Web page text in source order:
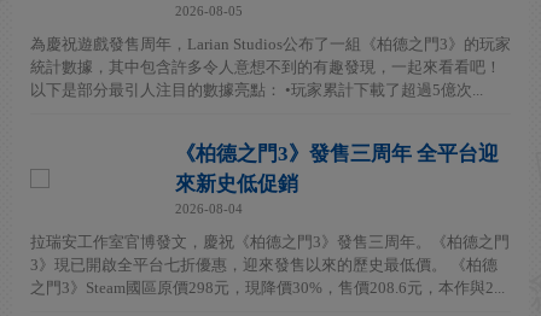
2026-08-05
為慶祝遊戲發售周年，Larian Studios公布了一組《柏德之門3》的玩家
統計數據，其中包含許多令人意想不到的有趣發現，一起來看看吧！
以下是部分最引人注目的數據亮點： •玩家累計下載了超過5億次...
《柏德之門3》發售三周年 全平台迎
來新史低促銷
2026-08-04
拉瑞安工作室官博發文，慶祝《柏德之門3》發售三周年。《柏德之門
3》現已開啟全平台七折優惠，迎來發售以來的歷史最低價。 《柏德
之門3》Steam國區原價298元，現降價30%，售價208.6元，本作與2...